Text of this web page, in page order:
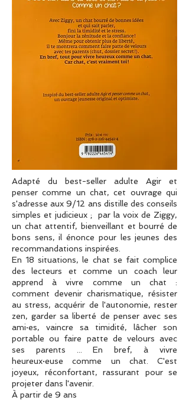
Adapté du best-seller adulte Agir et
penser comme un chat, cet ouvrage qui
s'adresse aux 9/12 ans distille des conseils
simples et judicieux ; par la voix de Ziggy,
un chat attentif, bienveillant et bourré de
bons sens, il énonce pour les jeunes des
recommandations inspirées.
En 18 situations, le chat se fait complice
des lecteurs et comme un coach leur
apprend à vivre comme un chat :
comment devenir charismatique, résister
au stress, acquérir de l'autonomie, rester
zen, garder sa liberté de penser avec ses
ami·es, vaincre sa timidité, lâcher son
portable ou faire patte de velours avec
ses parents ... En bref, à vivre
heureux·euse comme un chat. C'est
joyeux, réconfortant, rassurant pour se
projeter dans l'avenir.
À partir de 9 ans